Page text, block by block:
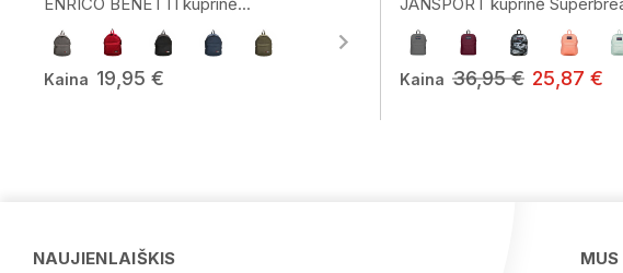
Kaina 19,95 € Kaina 36,95 € 25,87 €
NAUJIENLAIŠKIS